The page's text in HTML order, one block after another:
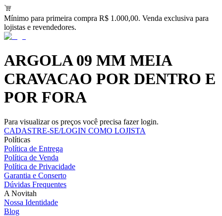
Mínimo para primeira compra R$ 1.000,00. Venda exclusiva para
lojistas e revendedores.
ARGOLA 09 MM MEIA
CRAVACAO POR DENTRO E
POR FORA
Para visualizar os preços você precisa fazer login.
CADASTRE-SE/LOGIN COMO LOJISTA
Políticas
Política de Entrega
Política de Venda
Política de Privacidade
Garantia e Conserto
Dúvidas Frequentes
A Novitah
Nossa Identidade
Blog